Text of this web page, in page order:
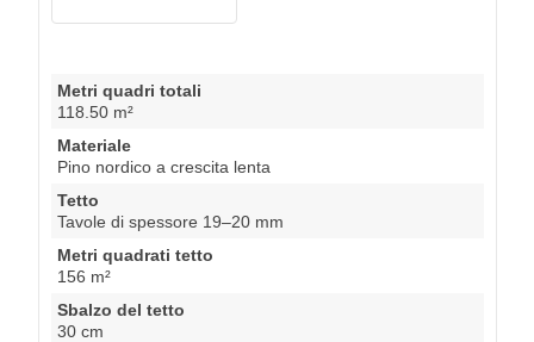
Metri quadri totali
118.50 m²
Materiale
Pino nordico a crescita lenta
Tetto
Tavole di spessore 19–20 mm
Metri quadrati tetto
156 m²
Sbalzo del tetto
30 cm